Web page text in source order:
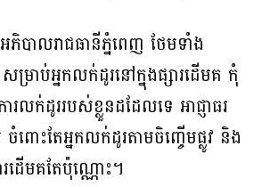
បាលរាជធានីភ្នំពេញ ថែមទាំង
រាប់អ្នកលក់ដូរនៅក្នុងផ្សារដើមគ កុំ
រលក់ដូររបស់ខ្លួនដដែលទេ អាជ្ញាធរ
ពោះតែអ្នកលក់ដូរតាមចិញ្ចើមផ្លូវ និង
ដើមគតែប៉ុណ្ណោះ។